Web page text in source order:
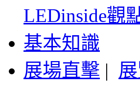
LEDinside觀
基本知識
展場直擊 |